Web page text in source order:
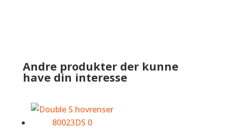
Andre produkter der kunne
have din interesse